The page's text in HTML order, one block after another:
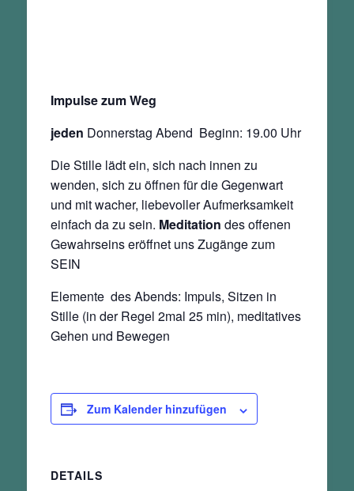
Impulse zum Weg
jeden Donnerstag Abend Beginn: 19.00 Uhr
Die Stille lädt ein, sich nach innen zu
wenden, sich zu öffnen für die Gegenwart
und mit wacher, liebevoller Aufmerksamkeit
einfach da zu sein. Meditation des offenen
Gewahrseins eröffnet uns Zugänge zum
SEIN
Elemente des Abends: Impuls, Sitzen in
Stille (in der Regel 2mal 25 min), meditatives
Gehen und Bewegen
Zum Kalender hinzufügen
DETAILS